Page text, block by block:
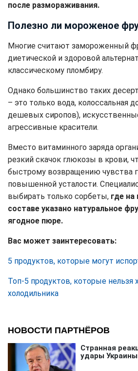
после размораживания.
Полезно ли мороженое
Многие считают замороженный
диетической и здоровой
классическому пломбиру.
Однако большинство таких
– это только вода, колоссальная
дешевых сиропов),
агрессивные красители.
Вместо витаминного заряда
резкий скачок глюкозы в крови,
быстрому возвращению чувства
повышенной усталости.
выбирать только сорбеты, где
составе указано натуральное
ягодное пюре.
Вас может заинтересовать:
5 продуктов, которые могут
Топ-5 продуктов, которые нельзя
холодильника